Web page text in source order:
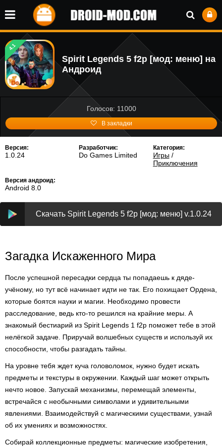
4.1
Spirit Legends 5 f2p [мод: меню] на
Андроид
Голосов: 11000
В закладки
Версия:
1.0.24
Разработчик:
Do Games Limited
Категория:
Игры/
Приключения
Версия андроид:
Android 8.0
Скачать Spirit Legends 5 f2p [мод: меню] v.1.0.24
Загадка Искаженного Мира
После успешной пересадки сердца ты попадаешь к дяде-
учёному, но тут всё начинает идти не так. Его похищает Ордена,
которые боятся науки и магии. Необходимо провести
расследование, ведь кто-то решился на крайние меры. А
знакомый бестиарий из Spirit Legends 1 f2p поможет тебе в этой
нелёгкой задаче. Приручай волшебных существ и используй их
способности, чтобы разгадать тайны.
На уровне тебя ждет куча головоломок, нужно будет искать
предметы и текстуры в окружении. Каждый шаг может открыть
нечто новое. Запускай механизмы, перемещай элементы,
встречайся с необычными символами и удивительными
явлениями. Взаимодействуй с магическими существами, узнай
об их умениях и возможностях.
Собирай коллекционные предметы: магические изобретения,